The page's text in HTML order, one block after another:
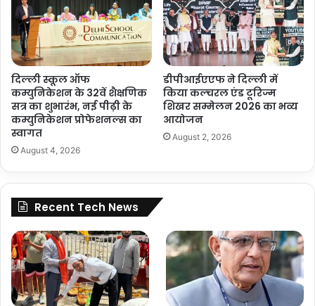
दिल्ली स्कूल ऑफ
कम्युनिकेशन के 32वें शैक्षणिक
सत्र का शुभारंभ, नई पीढ़ी के
कम्युनिकेशन प्रोफेशनल्स का
स्वागत
August 4, 2026
डीपीआईएएफ ने दिल्ली में
किया कल्चरल एंड टूरिज्म
शिखर सम्मेलन 2026 का भव्य
आयोजन
August 2, 2026
Recent Tech News